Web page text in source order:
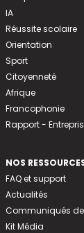
IA
Réussite scolaire
Orientation
Sport
Citoyenneté
Afrique
Francophonie
Rapport -
NOS
FAQ et support
Actualités
Communiqués de
Kit Média